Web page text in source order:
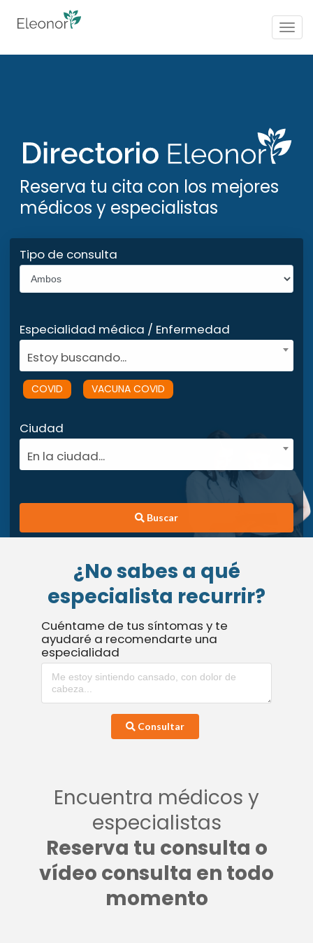
Reserva tu cita con los mejores
médicos y especialistas
Tipo de consulta
Especialidad médica / Enfermedad
Estoy buscando...
COVID VACUNA COVID
Ciudad
En la ciudad...
Buscar
¿No sabes a qué
especialista recurrir?
Cuéntame de tus síntomas y te
ayudaré a recomendarte una
especialidad
Consultar
Encuentra médicos y
especialistas
Reserva tu consulta o
vídeo consulta en todo
momento